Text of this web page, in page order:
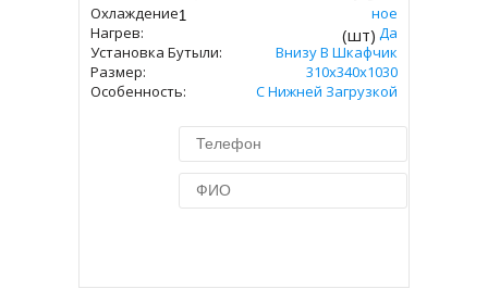
Охлаждение:
Компрессорное
Нагрев:
Да
Установка Бутыли:
Внизу В Шкафчик
Размер:
310х340х1030
Особенность:
С Нижней Загрузкой
(шт)